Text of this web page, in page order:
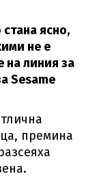
ясно,
не е
на линия за
Sesame
премина